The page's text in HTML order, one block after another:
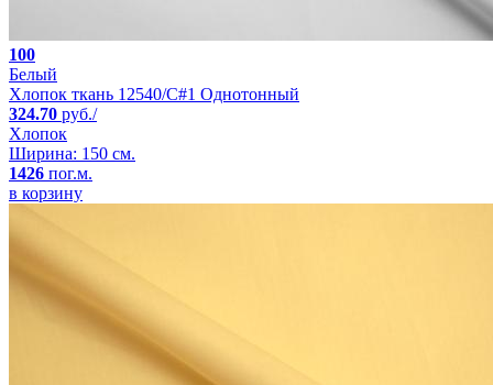
100
Белый
Хлопок ткань 12540/C#1 Однотонный
324.70 руб./
Хлопок
Ширина: 150 см.
1426 пог.м.
в корзину